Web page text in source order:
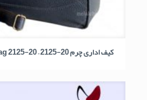
کیف اداری چرم 20-2125 – Leather office bag 2125-20